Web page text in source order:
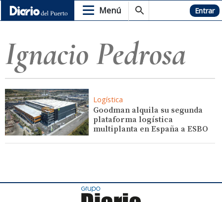
Menú Hemeroteca Entrar
Ignacio Pedrosa
Logística
Goodman alquila su segunda
plataforma logística
multiplanta en España a ESBO